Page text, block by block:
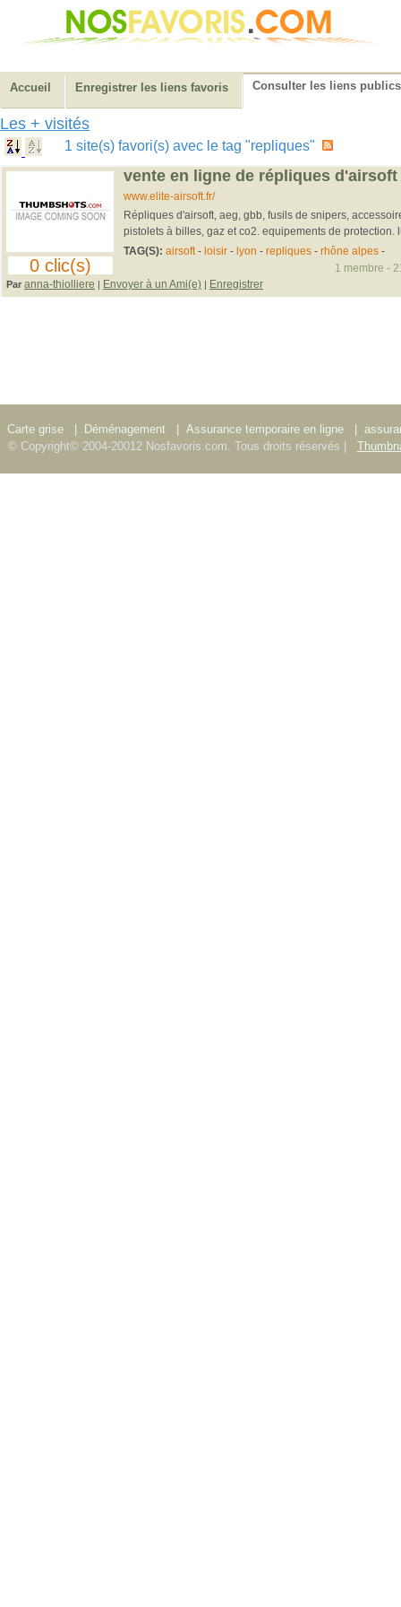
Accueil Enregistrer les liens favoris Consulter les liens publics
Les + visités
1 site(s) favori(s) avec le tag "repliques"
0 clic(s)
vente en ligne de répliques
www.elite-airsoft.fr/
Répliques d'airsoft, aeg, gbb, fusils de snipers,
pistolets à billes, gaz et co2. equipements de protection.
TAG(S): airsoft- loisir- lyon - repliques- rhône alpes-
Par anna-thiolliere | Envoyer à un Ami(e) | Enregistrer
1 membre -
Carte grise Déménagement Assurance temporaire en ligne
© Copyright© 2004-20012 Nosfavoris.com. Tous droits réservés |